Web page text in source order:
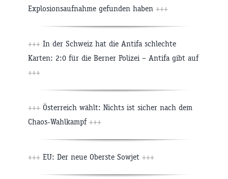
Explosionsaufnahme gefunden haben +++
+++ In der Schweiz hat die Antifa schlechte
Karten: 2:0 für die Berner Polizei – Antifa gibt auf
+++
+++ Österreich wählt: Nichts ist sicher nach dem
Chaos-Wahlkampf +++
+++ EU: Der neue Oberste Sowjet +++